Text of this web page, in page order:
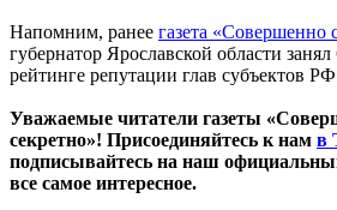
Напомним, ранее газета «Совершенно
губернатор Ярославской области
рейтинге репутации глав субъектов
Уважаемые читатели газеты
секретно»! Присоединяйтесь к нам в
подписывайтесь на наш
все самое интересное.